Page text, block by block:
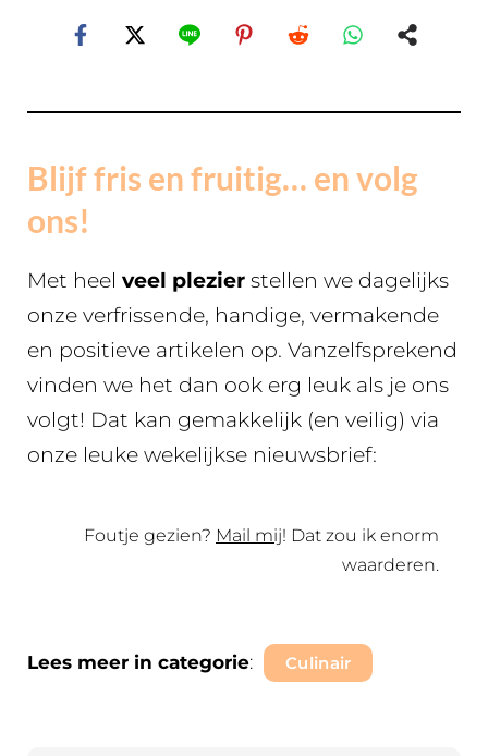
Blijf fris en fruitig… en volg
ons!
Met heel veel plezier stellen we dagelijks
onze verfrissende, handige, vermakende
en positieve artikelen op. Vanzelfsprekend
vinden we het dan ook erg leuk als je ons
volgt! Dat kan gemakkelijk (en veilig) via
onze leuke wekelijkse nieuwsbrief:
Foutje gezien? Mail mij! Dat zou ik enorm
waarderen.
Lees meer in categorie: Culinair